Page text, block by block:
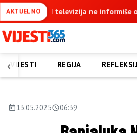
AKTUELNO
objektivno, već pokušava da ospori
‹VIJESTI REGIJA
13.05.2025 06:39